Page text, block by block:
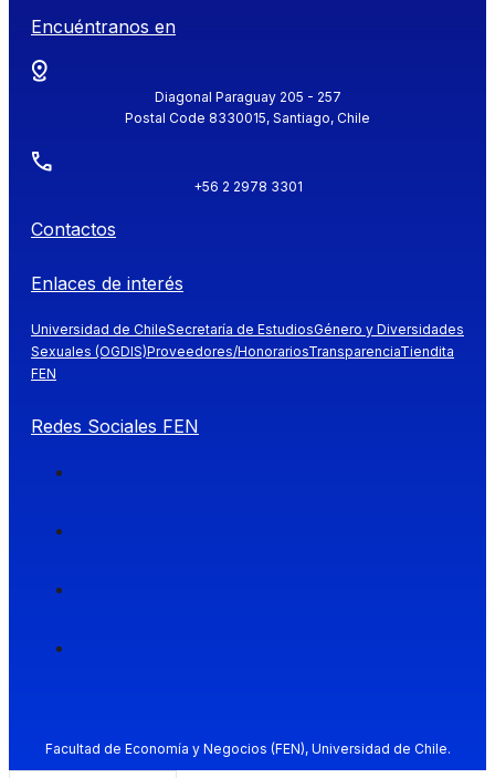
Encuéntranos en
Diagonal Paraguay 205 - 257
Postal Code 8330015, Santiago, Chile
+56 2 2978 3301
Contactos
Enlaces de interés
Universidad de ChileSecretaría de EstudiosGénero y Diversidades
Sexuales (OGDIS)Proveedores/HonorariosTransparenciaTiendita
FEN
Redes Sociales FEN
Facultad de Economía y Negocios (FEN), Universidad de Chile.